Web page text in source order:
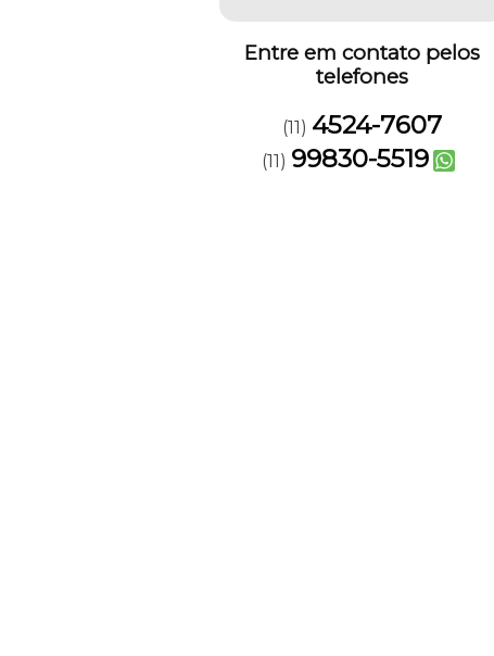
Entre em contato pelos
telefones
(11) 4524-7607
(11) 99830-5519